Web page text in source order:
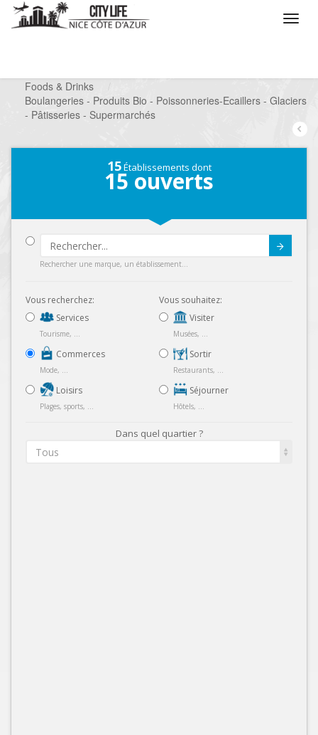
Foods & Drinks
/
Boulangeries - Produits Bio - Poissonneries-Ecaillers - Glaciers
- Pâtisseries - Supermarchés
15Établissements dont
15 ouverts
Rechercher une marque, un établissement...
Vous recherchez:
Services
Tourisme, ...
Commerces
Mode, ...
Loisirs
Plages, sports, ...
Vous souhaitez:
Visiter
Musées, ...
Sortir
Restaurants, ...
Séjourner
Hôtels, ...
Dans quel quartier ?
Tous